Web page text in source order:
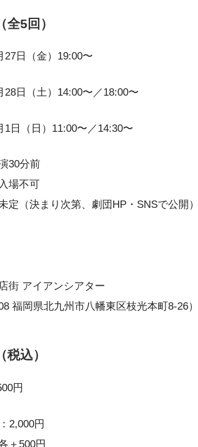
全5回）
27日（金）19:00〜
28日（土）14:00〜／18:00〜
1日（日）11:00〜／14:30〜
30分前
場不可
定（決まり次第、劇団HP・SNSで公開）
街 アイアンシアター
福岡県北九州市八幡東区枝光本町8-26）
税込）
円
2,000円
＋500円